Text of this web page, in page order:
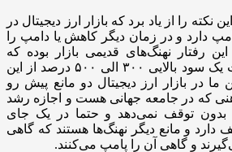
نکته را از یاد برد که بازار ارز دیجیتال در
دارد و در زمان دیگر کاهش یا دامپ را
رفتار نهنگ‌های قدیمی بازار بوده که
عادت دارند هر چند مدت یک سود بالایی ۳۰۰ الی ۵۰۰ درصد از این
ما در بازار ارز دیجیتال دو مانع پیش رو
که در جامعه‌ جهانی هست و اجازه رشد
بدون توقف نمی‌دهد و حتما در یک جای
و مانع دیگر نهنگ‌ها هستند که گاهی
و گاهی آن را پامپ می‌کنند.